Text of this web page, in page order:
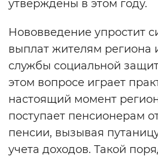
Включены
Звуковой
Воспроизвести
Вернуть
утверждены в этом году.
Нововведение упростит
выплат жителям региона
службы социальной
этом вопросе играет
настоящий момент
поступает пенсионерам
пенсии, вызывая
учета доходов. Такой